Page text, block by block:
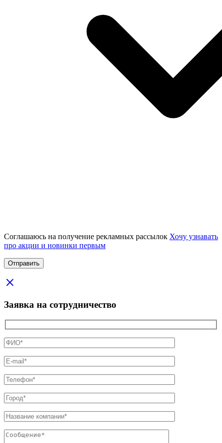
Соглашаюсь на получение рекламных рассылок Хочу узнавать
про акции и новинки первым
Заявка на сотрудничество